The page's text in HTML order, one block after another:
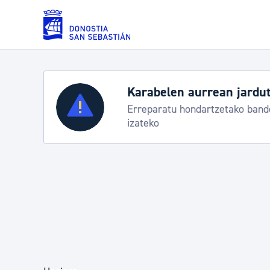
Eduki nagusira joan
Zerbitzuak
Errolda eta gai pertsonalak
Aste Nagusia 2026:
Abuztuak 8-15